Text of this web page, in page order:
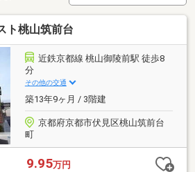
ト桃山筑前台
近鉄京都線 桃山御陵前駅 徒歩8
分
その他の交通
築13年9ヶ月 / 3階建
京都府京都市伏見区桃山筑前台
町
9.95万円